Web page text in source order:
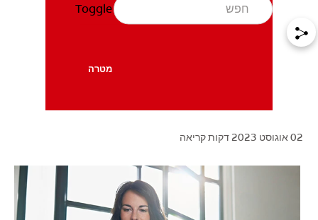
לאנשי המקצוע
בריאות הפה
מטרה
Toggle
02 אוגוסט 2023 דקות קריאה